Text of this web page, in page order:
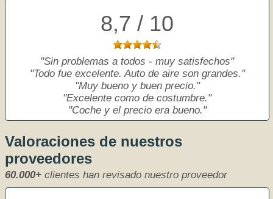
8,7 / 10
Sin problemas a todos - muy satisfechos
Todo fue excelente. Auto de aire son grandes.
Muy bueno y buen precio.
Excelente como de costumbre.
Coche y el precio era bueno.
Valoraciones de nuestros
proveedores
60.000+ clientes han revisado nuestro proveedor